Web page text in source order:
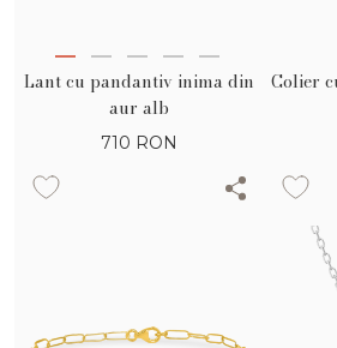
Lant cu pandantiv inima din
aur alb
710 RON
Colier